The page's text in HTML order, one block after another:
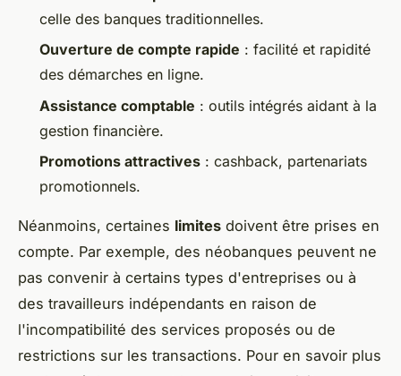
celle des banques traditionnelles.
Ouverture de compte rapide : facilité et rapidité
des démarches en ligne.
Assistance comptable : outils intégrés aidant à la
gestion financière.
Promotions attractives : cashback, partenariats
promotionnels.
Néanmoins, certaines limites doivent être prises en
compte. Par exemple, des néobanques peuvent ne
pas convenir à certains types d'entreprises ou à
des travailleurs indépendants en raison de
l'incompatibilité des services proposés ou de
restrictions sur les transactions. Pour en savoir plus